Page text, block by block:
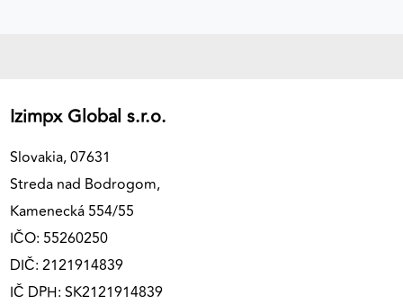
Izimpx Global s.r.o.
Slovakia, 07631
Streda nad Bodrogom,
Kamenecká 554/55
IČO: 55260250
DIČ: 2121914839
IČ DPH: SK2121914839